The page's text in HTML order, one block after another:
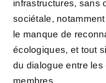
infrastructures, sans
sociétale,
le manque de
écologiques, et tout
du dialogue entre
membres.